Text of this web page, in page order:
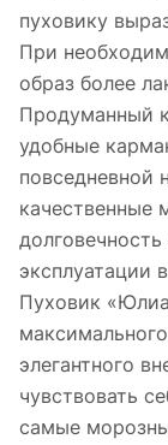
пуховику
При
образ более
Продуманный
удобные
повседневной
качественные
эксплуатации
Пуховик
элегантного
чувствовать
самые